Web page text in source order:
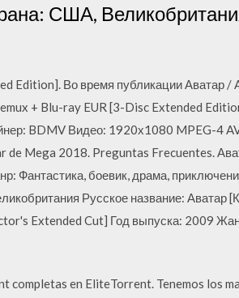
США,
Edition]. Во время публикации Аватар /
+ Blu-ray EUR [3-Disc Extended
BDMV Видео: 1920х1080 MPEG-4
Mega 2018. Preguntas Frecuentes.
боевик, драма,
Русское название: Аватар
Extended Cut] Год выпуска: 2009
en EliteTorrent. Tenemos los